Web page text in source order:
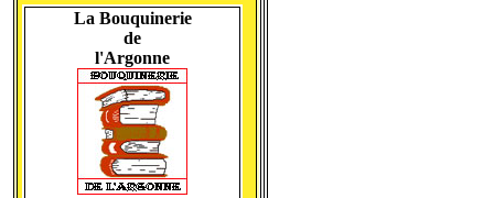
La Bouquinerie
de
l'Argonne